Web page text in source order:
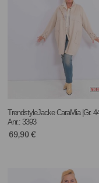
TrendstyleJacke CaraMia |Gr.
Anr.: 3393
69,90€